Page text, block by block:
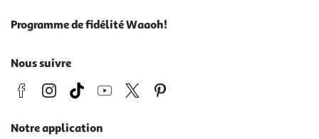
Programme de fidélité Waaoh!
Nous suivre
Notre application